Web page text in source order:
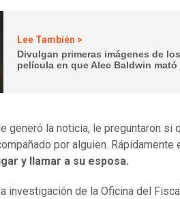
Lee También >
Divulgan primeras imágenes de
película en que Alec Baldwin
generó la noticia, le preguntaron si
por alguien. Rápidamente
y llamar a su esposa.
investigación de la Oficina del